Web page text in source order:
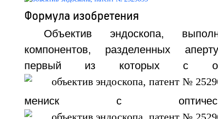
Формула изобретения
Объектив эндоскопа,
компонентов, разделенных
первый из которых с
мениск с